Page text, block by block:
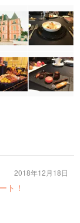
ト！
2018年12月18日